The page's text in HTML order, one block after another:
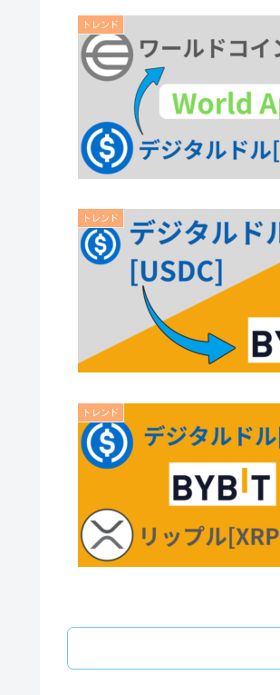
トレンド
トレンド
トレンド